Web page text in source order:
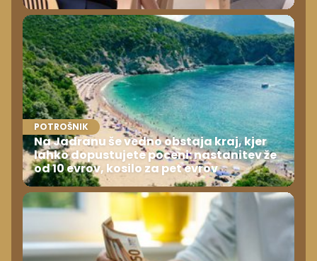
POTROŠNIK
Na Jadranu še vedno obstaja kraj, kjer
lahko dopustujete poceni: nastanitev že
od 10 evrov, kosilo za pet evrov